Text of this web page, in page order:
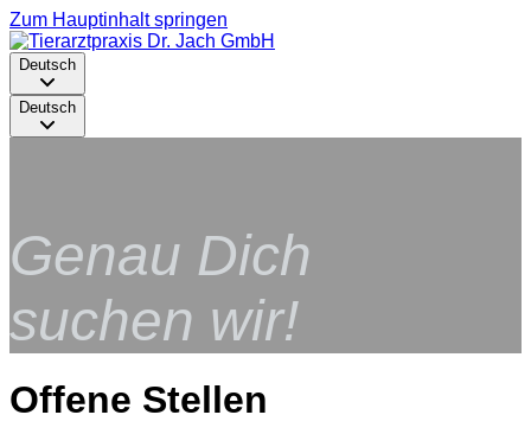
Zum Hauptinhalt springen
Deutsch
Deutsch
Genau Dich
suchen wir!
Offene Stellen